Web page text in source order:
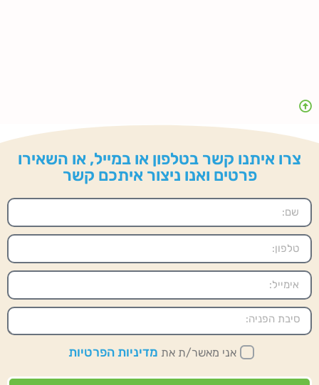
צרו איתנו קשר בטלפון או במייל, או השאירו
פרטים ואנו ניצור איתכם קשר
אני מאשר/ת את מדיניות הפרטיות